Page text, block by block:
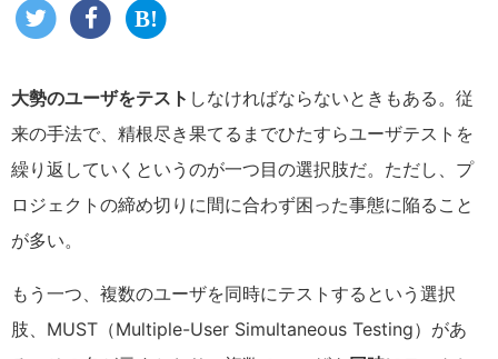
大勢のユーザをテスト しなければならないときもある。従
来の手法で、精根尽き果てるまでひたすらユーザテストを
繰り返していくというのが一つ目の選択肢だ。ただし、プ
ロジェクトの締め切りに間に合わず困った事態に陥ること
が多い。
もう一つ、複数のユーザを同時にテストするという選択
肢、MUST（Multiple-User Simultaneous Testing）があ